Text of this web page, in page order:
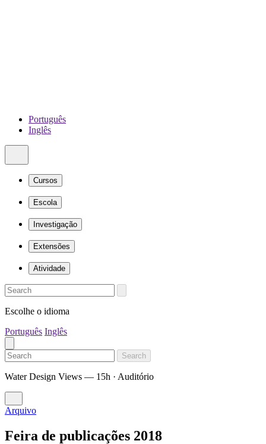
Português
Inglês
Cursos
Escola
Investigação
Extensões
Atividade
Escolhe o idioma
Português Inglês
Search
Water Design Views — 15h · Auditório
Arquivo
Feira de publicações 2018